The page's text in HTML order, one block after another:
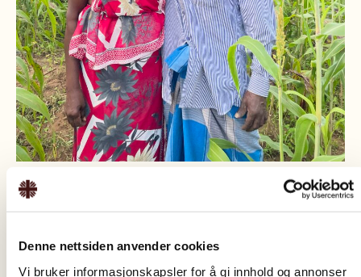
Denne nettsiden anvender cookies
Vi bruker informasjonskapsler for å gi innhold og annonser
20.06.2024